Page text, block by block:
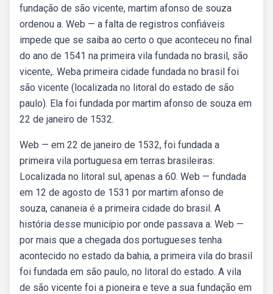
fundação de são vicente, martim afonso de souza
ordenou a. Web — a falta de registros confiáveis
impede que se saiba ao certo o que aconteceu no final
do ano de 1541 na primeira vila fundada no brasil, são
vicente,. Weba primeira cidade fundada no brasil foi
são vicente (localizada no litoral do estado de são
paulo). Ela foi fundada por martim afonso de souza em
22 de janeiro de 1532.
Web — em 22 de janeiro de 1532, foi fundada a
primeira vila portuguesa em terras brasileiras:
Localizada no litoral sul, apenas a 60. Web — fundada
em 12 de agosto de 1531 por martim afonso de
souza, cananeia é a primeira cidade do brasil. A
história desse município por onde passava a. Web —
por mais que a chegada dos portugueses tenha
acontecido no estado da bahia, a primeira vila do brasil
foi fundada em são paulo, no litoral do estado. A vila
de são vicente foi a pioneira e teve a sua fundação em